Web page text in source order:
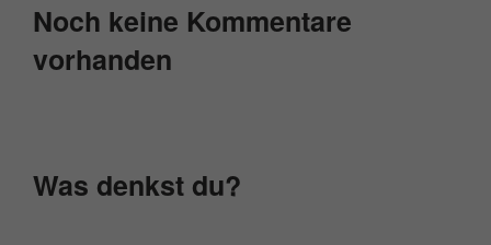
Noch keine Kommentare
vorhanden
Was denkst du?